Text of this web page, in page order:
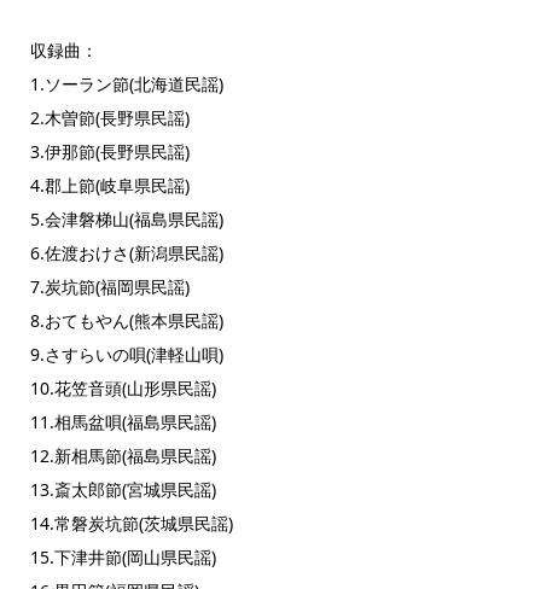
収録曲：
1.ソーラン節(北海道民謡)
2.木曽節(長野県民謡)
3.伊那節(長野県民謡)
4.郡上節(岐阜県民謡)
5.会津磐梯山(福島県民謡)
6.佐渡おけさ(新潟県民謡)
7.炭坑節(福岡県民謡)
8.おてもやん(熊本県民謡)
9.さすらいの唄(津軽山唄)
10.花笠音頭(山形県民謡)
11.相馬盆唄(福島県民謡)
12.新相馬節(福島県民謡)
13.斎太郎節(宮城県民謡)
14.常磐炭坑節(茨城県民謡)
15.下津井節(岡山県民謡)